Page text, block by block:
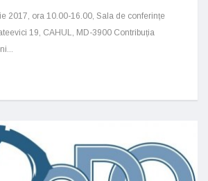
2017, ora 10.00-16.00, Sala de conferințe
19, CAHUL, MD-3900 Contribuția